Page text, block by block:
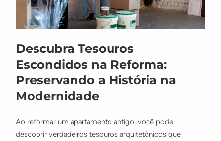
Descubra Tesouros
Escondidos na Reforma:
Preservando a História na
Modernidade
Ao reformar um apartamento antigo, você pode
descobrir verdadeiros tesouros arquitetônicos que